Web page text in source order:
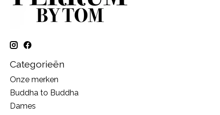
Categorieën
Onze merken
Buddha to Buddha
Dames